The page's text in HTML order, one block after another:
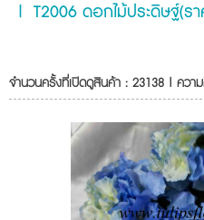
| T2006 ดอกไม้ประดิษฐ์(ร
จำนวนครั้งที่เปิดดูสินค้า : 23138 | ควา